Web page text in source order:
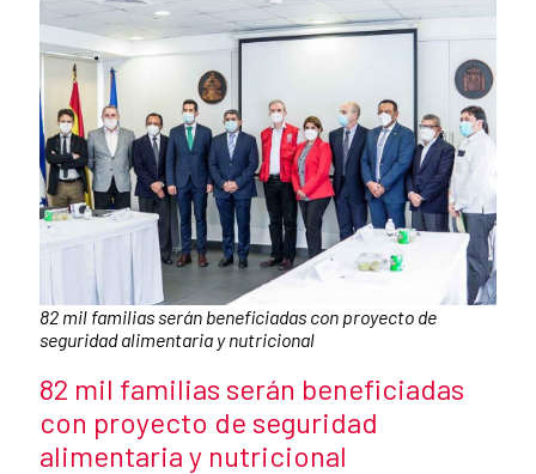
Caption:
82 mil familias serán beneficiadas con proyecto de
seguridad alimentaria y nutricional
News title
82 mil familias serán beneficiadas
con proyecto de seguridad
alimentaria y nutricional